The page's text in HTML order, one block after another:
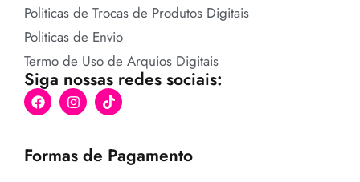
Politicas de Trocas de Produtos Digitais
Politicas de Envio
Termo de Uso de Arquios Digitais
Siga nossas redes sociais:
Formas de Pagamento